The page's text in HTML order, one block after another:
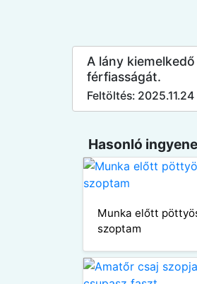
A lány
férfiasságát.
Feltöltés: 2025.11.24
Hasonló
Munka előtt
szoptam